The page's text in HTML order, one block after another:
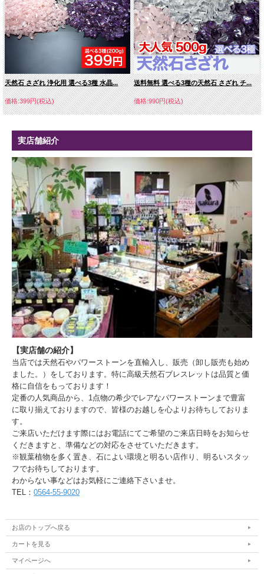
天然石 さざれ 浄化用 選べる3種 水晶...
価格:399円(税込)
送料無料 選べる3種の天然石 さざれ チ...
価格:990円(税込)
実店舗紹介
【実店舗の紹介】
当店では天然石やパワーストーンを直輸入し、販売（卸し販売も始め
ました。）をしております。特に高級天然石ブレスレットは品質と価
格に自信をもっております！
定番の人気商品から、1点物の希少でレアなパワーストーンまで豊富
に取り揃えておりますので、皆様のお越しを心よりお待ちしておりま
す。
ご来店いただけます際にはお電話にてご希望のご来店日時をお知らせ
くだきますと、準備などの対応をさせていただきます。
※観葉植物を多く置き、石によい環境と明るい店作り、明るいスタッ
フでお待ちしております。
わからない事などはお気軽にご連絡下さいませ。
TEL： 0564-55-9020
お店のトップへ戻る
カートを見る
マイページへ